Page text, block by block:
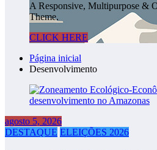
A Responsive, Multipurpose &
Theme.
CLICK HERE
Página inicial
Desenvolvimento
agosto 5, 2026
DESTAQUE ELEIÇÕES 2026